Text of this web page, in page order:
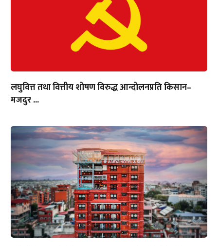
लघुवित्त तथा वित्तीय शोषण विरुद्ध आन्दोलनप्रति किसान–
मजदुर ...